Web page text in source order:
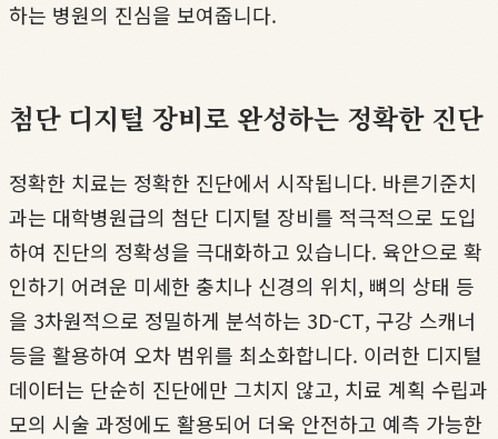
하는 병원의 진심을 보여줍니다.
첨단 디지털 장비로 완성하는 정확한 진단
정확한 치료는 정확한 진단에서 시작됩니다. 바른기준치
과는 대학병원급의 첨단 디지털 장비를 적극적으로 도입
하여 진단의 정확성을 극대화하고 있습니다. 육안으로 확
인하기 어려운 미세한 충치나 신경의 위치, 뼈의 상태 등
을 3차원적으로 정밀하게 분석하는 3D-CT, 구강 스캐너
등을 활용하여 오차 범위를 최소화합니다. 이러한 디지털
데이터는 단순히 진단에만 그치지 않고, 치료 계획 수립과
모의 시술 과정에도 활용되어 더욱 안전하고 예측 가능한